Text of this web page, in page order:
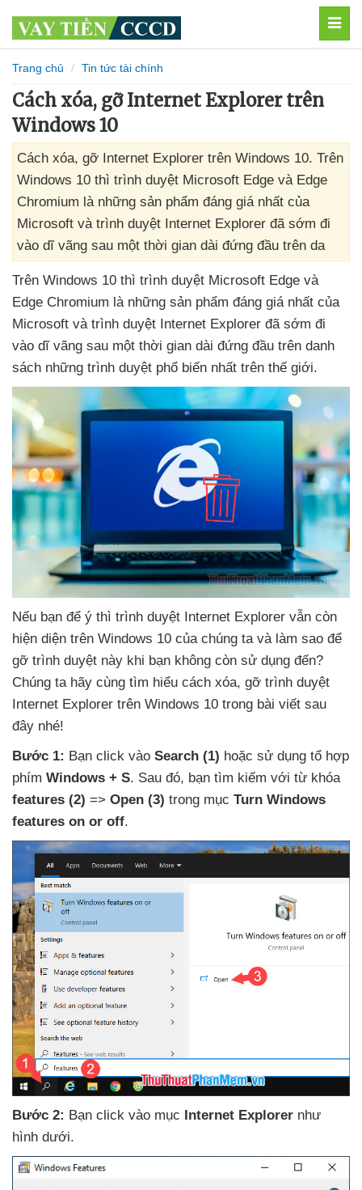
Trang chủ Tin tức tài chính
Cách xóa, gỡ Internet Explorer trên
Windows 10
Cách xóa, gỡ Internet Explorer trên Windows 10. Trên
Windows 10 thì trình duyệt Microsoft Edge và Edge
Chromium là những sản phẩm đáng giá nhất của
Microsoft và trình duyệt Internet Explorer đã sớm đi
vào dĩ vãng sau một thời gian dài đứng đầu trên da
Trên Windows 10 thì trình duyệt Microsoft Edge và
Edge Chromium là những sản phẩm đáng giá nhất của
Microsoft và trình duyệt Internet Explorer đã sớm đi
vào dĩ vãng sau một thời gian dài đứng đầu trên danh
sách những trình duyệt phổ biến nhất trên thế giới.
Nếu bạn để ý thì trình duyệt Internet Explorer vẫn còn
hiện diện trên Windows 10 của chúng ta và làm sao để
gỡ trình duyệt này khi bạn không còn sử dụng đến?
Chúng ta hãy cùng tìm hiểu cách xóa, gỡ trình duyệt
Internet Explorer trên Windows 10 trong bài viết sau
đây nhé!
Bước 1: Bạn click vào Search (1) hoặc sử dụng tổ hợp
phím Windows + S. Sau đó, bạn tìm kiếm với từ khóa
features (2) => Open (3) trong mục Turn Windows
features on or off.
Bước 2: Bạn click vào mục Internet Explorer như
hình dưới.